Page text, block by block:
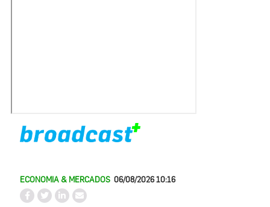
ECONOMIA & MERCADOS 06/08/2026 10:16